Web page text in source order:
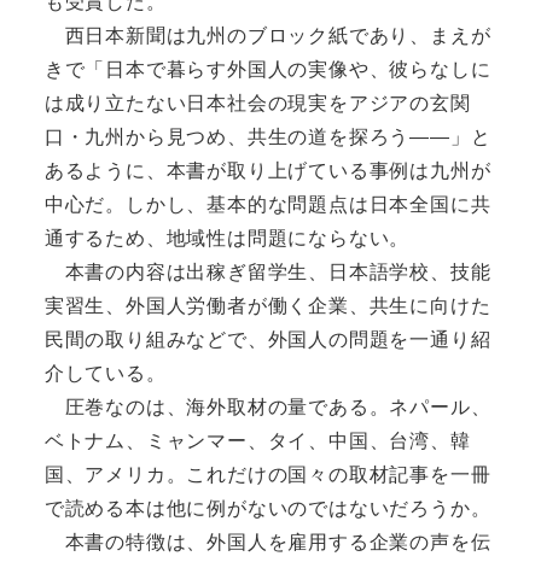
西日本新聞は九州のブロック紙であり、まえが
きで「日本で暮らす外国人の実像や、彼らなしに
は成り立たない日本社会の現実をアジアの玄関
口・九州から見つめ、共生の道を探ろう――」と
あるように、本書が取り上げている事例は九州が
中心だ。しかし、基本的な問題点は日本全国に共
通するため、地域性は問題にならない。
本書の内容は出稼ぎ留学生、日本語学校、技能
実習生、外国人労働者が働く企業、共生に向けた
民間の取り組みなどで、外国人の問題を一通り紹
介している。
圧巻なのは、海外取材の量である。ネパール、
ベトナム、ミャンマー、タイ、中国、台湾、韓
国、アメリカ。これだけの国々の取材記事を一冊
で読める本は他に例がないのではないだろうか。
本書の特徴は、外国人を雇用する企業の声を伝